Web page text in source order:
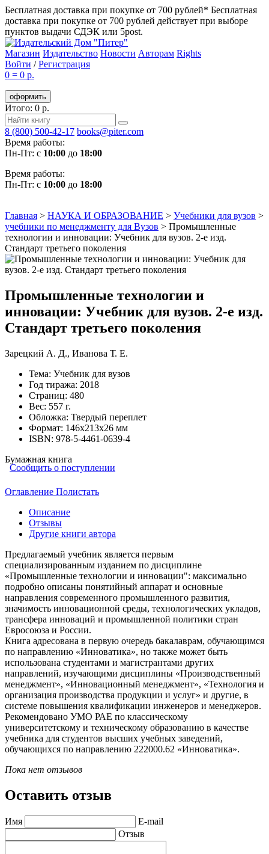
Бесплатная доставка при покупке от 700 рублей* Бесплатная
доставка при покупке от 700 рублей действует при выборе
пунктов выдачи СДЭК или 5post.
Магазин Издательство Новости Авторам Rights
Войти /Регистрация
0 = 0 р.
оформить
Итого: 0 р.
8 (800) 500-42-17 books@piter.com
Время работы:
Пн-Пт: с 10:00 до 18:00
Время работы:
Пн-Пт: с 10:00 до 18:00
Главная > НАУКА И ОБРАЗОВАНИЕ > Учебники для вузов >
учебники по менеджменту для Вузов > Промышленные
технологии и инновации: Учебник для вузов. 2-е изд.
Стандарт третьего поколения
Промышленные технологии и
инновации: Учебник для вузов. 2-е изд.
Стандарт третьего поколения
Зарецкий А. Д., Иванова Т. Е.
Тема: Учебник для вузов
Год тиража: 2018
Страниц: 480
Вес: 557 г.
Обложка: Твердый переплет
Формат: 146х213х26 мм
ISBN: 978-5-4461-0639-4
Бумажная книга
Сообщить о поступлении
Оглавление Полистать
Описание
Отзывы
Другие книги автора
Предлагаемый учебник является первым
специализированным изданием по дисциплине
«Промышленные технологии и инновации": максимально
подробно описаны понятийный аппарат и основные
направления современного промышленного развития,
значимость инновационной среды, технологических укладов,
трансфера инноваций и промышленной политики стран
Евросоюза и России.
Книга адресована в первую очередь бакалаврам, обучающимся
по направлению «Инноватика», но также может быть
использована студентами и магистрантами других
направлений, изучающими дисциплины «Производственный
менеджмент», «Инновационный менеджмент», «Технология и
организация производства продукции и услуг» и другие, в
системе повышения квалификации инженеров и менеджеров.
Рекомендовано УМО РАЕ по классическому
университетскому и техническому образованию в качестве
учебника для студентов высших учебных заведений,
обучающихся по направлению 222000.62 «Инноватика».
Пока нет отзывов
Оставить отзыв
Имя
E-mail
Отзыв